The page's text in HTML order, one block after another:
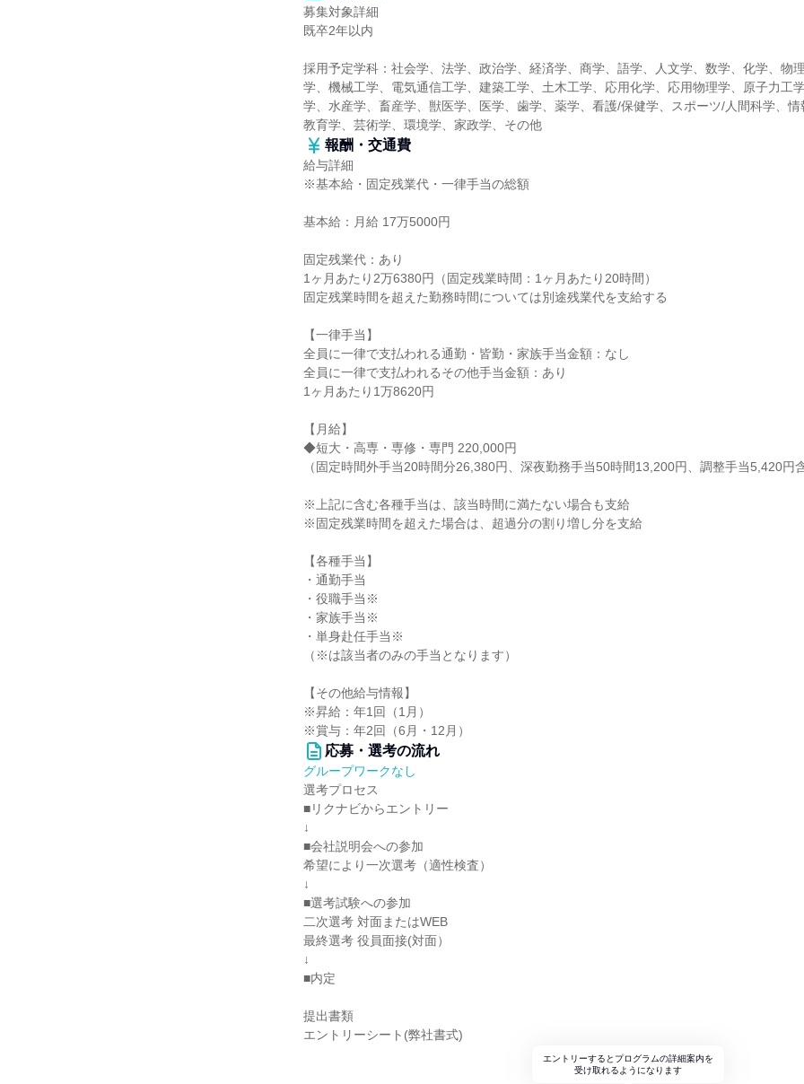
募集対象詳細
既卒2年以内
採用予定学科：社会学、法学、政治学、経済学、商学、語学、人文学、数学、化学、物
学、機械工学、電気通信工学、建築工学、土木工学、応用化学、応用物理学、原子力工
学、水産学、畜産学、獣医学、医学、歯学、薬学、看護/保健学、スポーツ/人間科学、
教育学、芸術学、環境学、家政学、その他
報酬・交通費
給与詳細
※基本給・固定残業代・一律手当の総額
基本給：月給 17万5000円
固定残業代：あり
1ヶ月あたり2万6380円（固定残業時間：1ヶ月あたり20時間）
固定残業時間を超えた勤務時間については別途残業代を支給する
【一律手当】
全員に一律で支払われる通勤・皆勤・家族手当金額：なし
全員に一律で支払われるその他手当金額：あり
1ヶ月あたり1万8620円
【月給】
◆短大・高専・専修・専門 220,000円
（固定時間外手当20時間分26,380円、深夜勤務手当50時間13,200円、調整手当5,420円
※上記に含む各種手当は、該当時間に満たない場合も支給
※固定残業時間を超えた場合は、超過分の割り増し分を支給
【各種手当】
・通勤手当
・役職手当※
・家族手当※
・単身赴任手当※
（※は該当者のみの手当となります）
【その他給与情報】
※昇給：年1回（1月）
※賞与：年2回（6月・12月）
応募・選考の流れ
グループワークなし
選考プロセス
■リクナビからエントリー
↓
■会社説明会への参加
希望により一次選考（適性検査）
↓
■選考試験への参加
二次選考 対面またはWEB
最終選考 役員面接(対面）
↓
■内定
提出書類
エントリーシート(弊社書式)
エントリーするとプログラムの詳細案内を
受け取れるようになります